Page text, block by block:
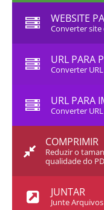
WEBSITE
Converter site
URL PARA
Converter
URL PARA
Converter
COMPRIMIR
Reduzir o
qualidade do
JUNTAR
Junte